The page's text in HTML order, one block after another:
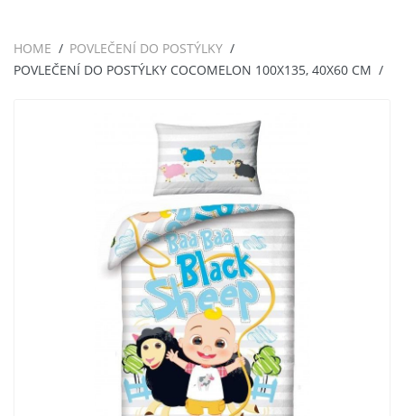
HOME
POVLEČENÍ DO POSTÝLKY
POVLEČENÍ DO POSTÝLKY COCOMELON 100X135, 40X60 CM